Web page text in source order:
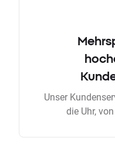
Unser
die Uhr,